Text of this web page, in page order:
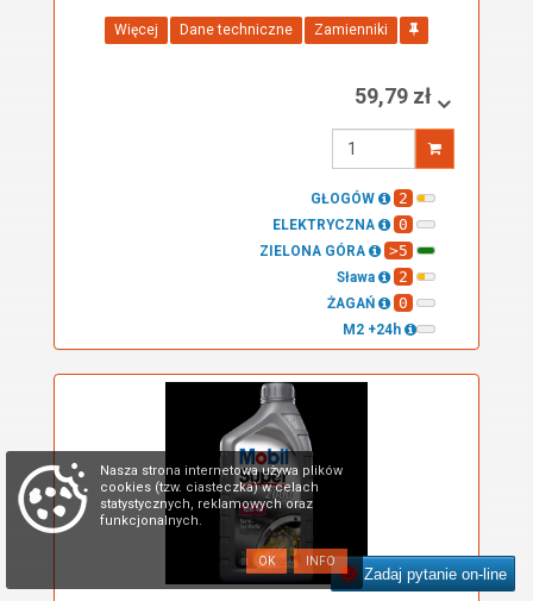
Więcej Dane techniczne Zamienniki
59,79 zł
GŁOGÓW 2
ELEKTRYCZNA 0
ZIELONA GÓRA >5
Sława 2
ŻAGAŃ 0
M2 +24h
Nasza strona internetowa używa plików
cookies (tzw. ciasteczka) w celach
statystycznych, reklamowych oraz
funkcjonalnych.
INFO
OK
Zadaj pytanie on-line